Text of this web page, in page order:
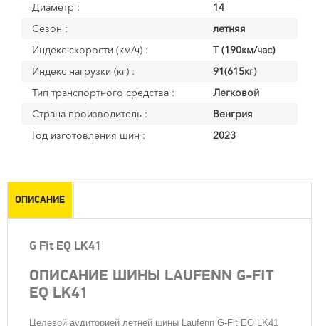
Диаметр :
14
Сезон :
летняя
Индекс скорости (км/ч) :
T (190км/час)
Индекс нагрузки (кг) :
91(615кг)
Тип транспортного средства :
Легковой
Страна производитель :
Венгрия
Год изготовления шин :
2023
ОПИСАНИЕ
G Fit EQ LK41
ОПИСАНИЕ ШИНЫ LAUFENN G-FIT
EQ LK41
Целевой аудиторией летней шины Laufenn G-Fit EQ LK41